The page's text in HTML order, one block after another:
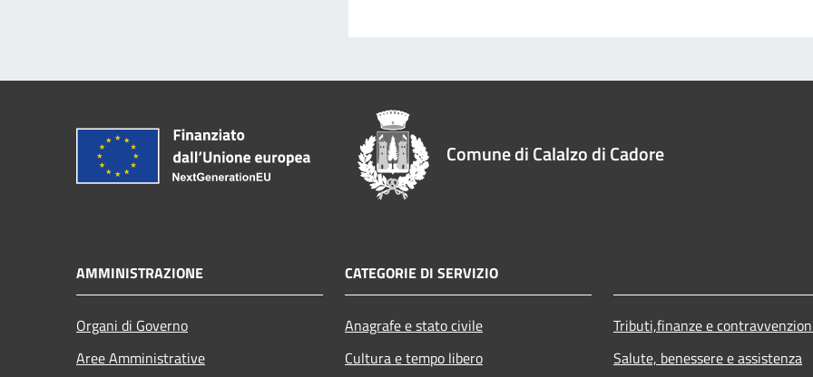
Comune di Calalzo di Cadore
AMMINISTRAZIONE
Organi di Governo
Aree Amministrative
CATEGORIE DI SERVIZIO
Anagrafe e stato civile
Cultura e tempo libero
Tributi,finanze e
Salute, benessere e assistenza